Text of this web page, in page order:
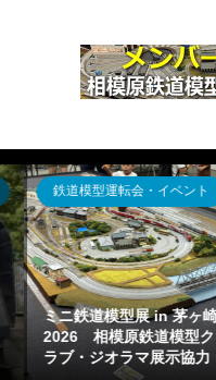
ジオラマ出張貸出
貸出可能ジオラマ(運搬
設置タイプ)の概要一覧目
安【鉄道模型Nゲージ出...